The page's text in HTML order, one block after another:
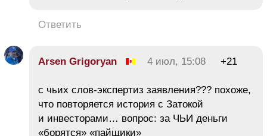
Ответить
Arsen Grigoryan 4 июл, 15:08 +21
с чьих слов-экспертиз заявления??? похоже,
что повторяется история с Затокой
и инвесторами… вопрос: за ЧЬИ деньги
«борятся» «пайщики»